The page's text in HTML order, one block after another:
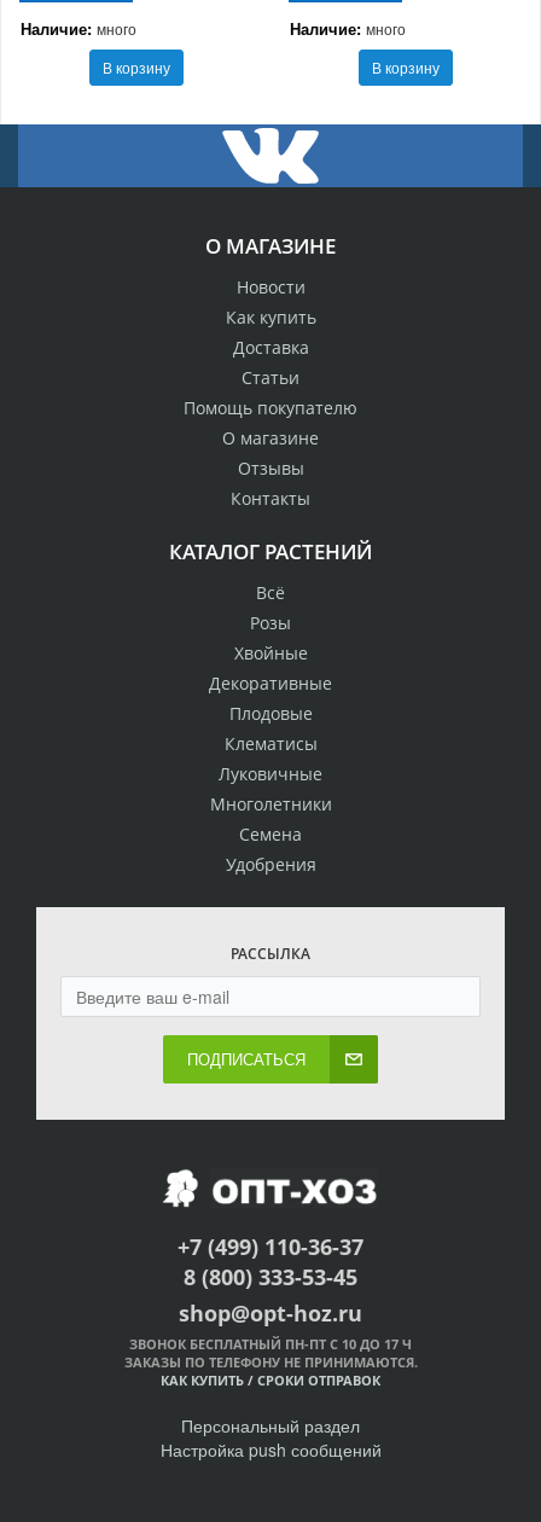
Наличие: много
В корзину
Наличие: много
В корзину
О МАГАЗИНЕ
Новости
Как купить
Доставка
Статьи
Помощь покупателю
О магазине
Отзывы
Контакты
КАТАЛОГ РАСТЕНИЙ
Всё
Розы
Хвойные
Декоративные
Плодовые
Клематисы
Луковичные
Многолетники
Семена
Удобрения
РАССЫЛКА
ПОДПИСАТЬСЯ
+7 (499) 110-36-37
8 (800) 333-53-45
shop@opt-hoz.ru
ЗВОНОК БЕСПЛАТНЫЙ ПН-ПТ С 10 ДО 17 Ч
ЗАКАЗЫ ПО ТЕЛЕФОНУ НЕ ПРИНИМАЮТСЯ.
КАК КУПИТЬ / СРОКИ ОТПРАВОК
Персональный раздел
Настройка push сообщений